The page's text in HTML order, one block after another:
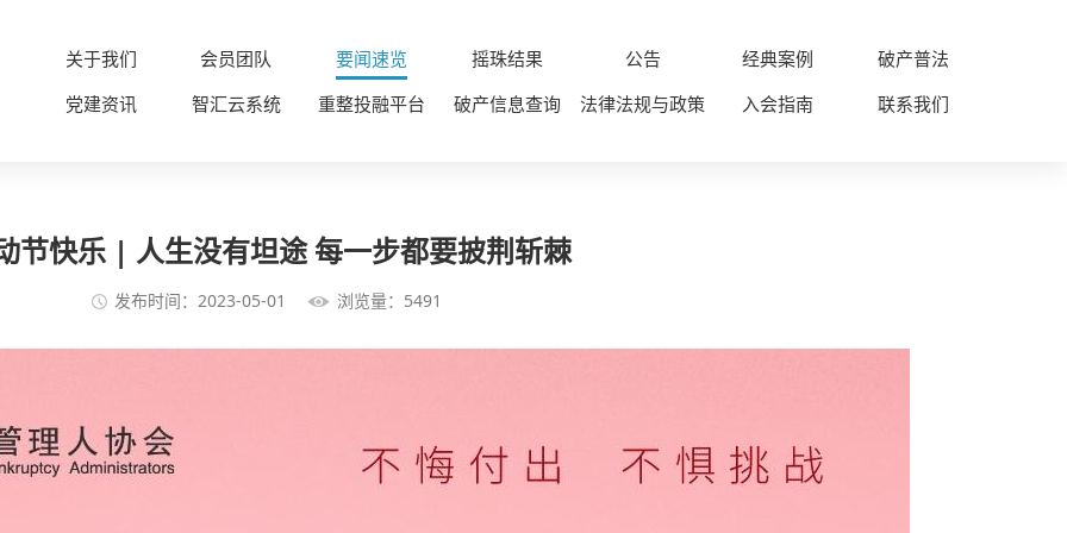
关于我们 会员团队 要闻速览 摇珠结果 公告 经典案例
破产普法
党建资讯
智汇云系统 重整投融平台 破产信息查询 法律法规与政策 入会指南 联系我们
节快乐 | 人生没有坦途 每一步都要披荆斩棘
发布时间：2023-05-01 浏览量：5491